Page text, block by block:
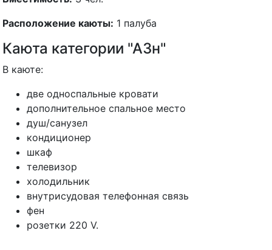
Расположение каюты: 1 палуба
Каюта категории "А3н"
В каюте:
две односпальные кровати
дополнительное спальное место
душ/санузел
кондиционер
шкаф
телевизор
холодильник
внутрисудовая телефонная связь
фен
розетки 220 V.